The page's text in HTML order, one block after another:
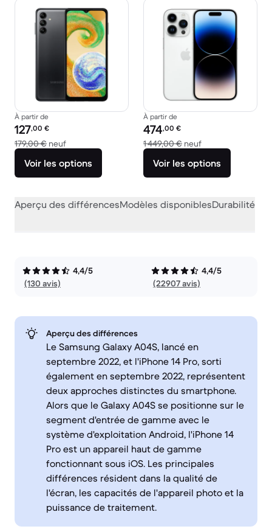
À partir de
Prix reconditionné :
127,00 €
179,00 € neufcontre 179,00 € neuf
Voir les options
À partir de
Prix reconditionné :
474,00 €
1 449,00 € neufcontre 1 449,00 €
Voir les options
Aperçu des différencesModèles disponiblesDurabilité
4,4/5
(130 avis)
4,4/5
(22907 avis)
Aperçu des différences
Le Samsung Galaxy A04S, lancé en
septembre 2022, et l'iPhone 14 Pro, sorti
également en septembre 2022, représentent
deux approches distinctes du smartphone.
Alors que le Galaxy A04S se positionne sur le
segment d'entrée de gamme avec le
système d'exploitation Android, l'iPhone 14
Pro est un appareil haut de gamme
fonctionnant sous iOS. Les principales
différences résident dans la qualité de
l'écran, les capacités de l'appareil photo et la
puissance de traitement.